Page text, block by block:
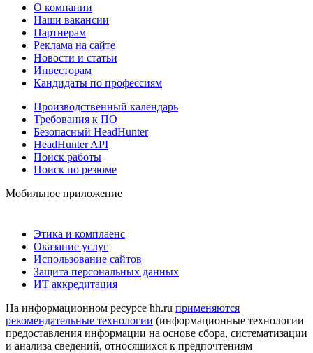
О компании
Наши вакансии
Партнерам
Реклама на сайте
Новости и статьи
Инвесторам
Кандидаты по профессиям
Производственный календарь
Требования к ПО
Безопасный HeadHunter
HeadHunter API
Поиск работы
Поиск по резюме
Мобильное приложение
Этика и комплаенс
Оказание услуг
Использование сайтов
Защита персональных данных
ИТ аккредитация
На информационном ресурсе hh.ru применяются
рекомендательные технологии (информационные технологии
предоставления информации на основе сбора, систематизации
и анализа сведений, относящихся к предпочтениям